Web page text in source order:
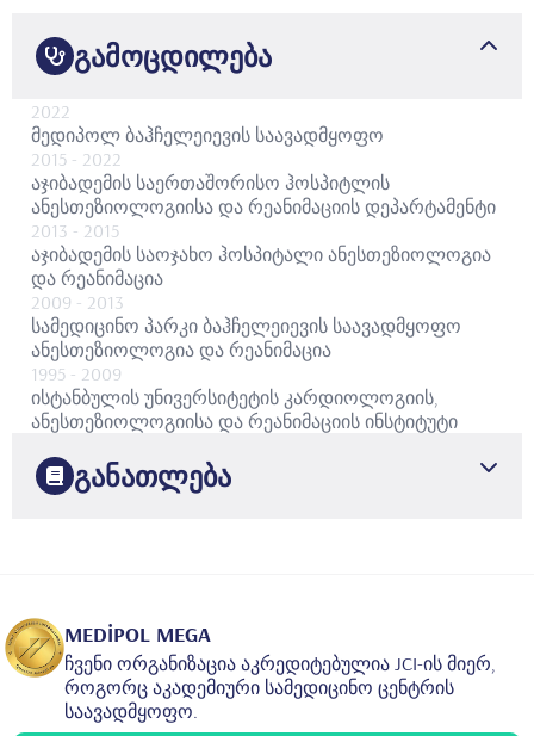
გამოცდილება
2022
მედიპოლ ბაჰჩელეიევის საავადმყოფო
2015 - 2022
აჯიბადემის საერთაშორისო ჰოსპიტლის
ანესთეზიოლოგიისა და რეანიმაციის დეპარტამენტი
2013 - 2015
აჯიბადემის საოჯახო ჰოსპიტალი ანესთეზიოლოგია
და რეანიმაცია
2009 - 2013
სამედიცინო პარკი ბაჰჩელეიევის საავადმყოფო
ანესთეზიოლოგია და რეანიმაცია
1995 - 2009
ისტანბულის უნივერსიტეტის კარდიოლოგიის,
ანესთეზიოლოგიისა და რეანიმაციის ინსტიტუტი
განათლება
სტამბოლის უნივერსიტეტის კარდიოლოგიის
ინსტიტუტი ანესთეზიოლოგია და რეანიმაცია
MEDİPOL MEGA
ჩვენი ორგანიზაცია აკრედიტებულია JCI-ის მიერ,
როგორც აკადემიური სამედიცინო ცენტრის
საავადმყოფო.